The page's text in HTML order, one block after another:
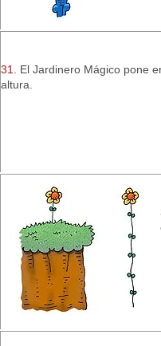
31.
El Jardinero Mágico pone
altura.